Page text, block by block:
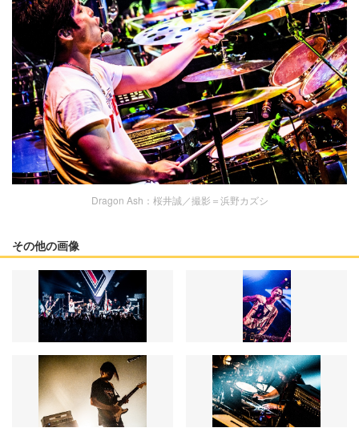
Dragon Ash：桜井誠／撮影＝浜野カズシ
その他の画像